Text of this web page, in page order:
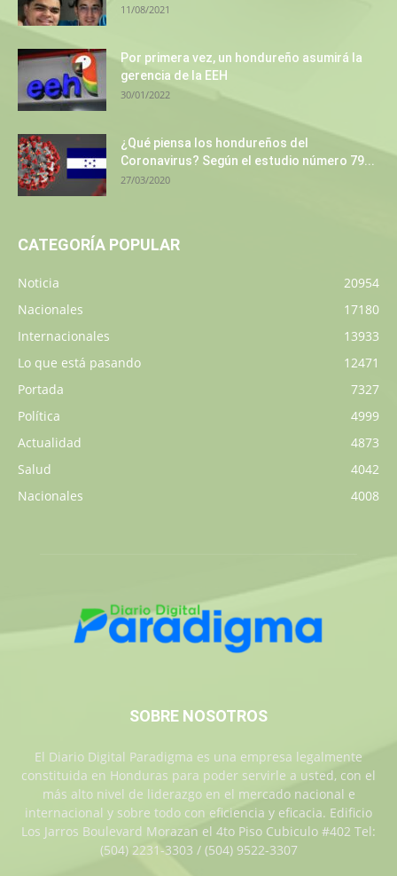
11/08/2021
Por primera vez, un hondureño asumirá la
gerencia de la EEH
30/01/2022
¿Qué piensa los hondureños del
Coronavirus? Según el estudio número 79...
27/03/2020
CATEGORÍA POPULAR
Noticia
20954
Nacionales
17180
Internacionales
13933
Lo que está pasando
12471
Portada
7327
Política
4999
Actualidad
4873
Salud
4042
Nacionales
4008
SOBRE NOSOTROS
El Diario Digital Paradigma es una empresa legalmente
constituida en Honduras para poder servirle a usted, con el
más alto nivel de liderazgo en el mercado nacional e
internacional y sobre todo con eficiencia y eficacia. Edificio
Los Jarros Boulevard Morazan el 4to Piso Cubiculo #402 Tel:
(504) 2231-3303 / (504) 9522-3307